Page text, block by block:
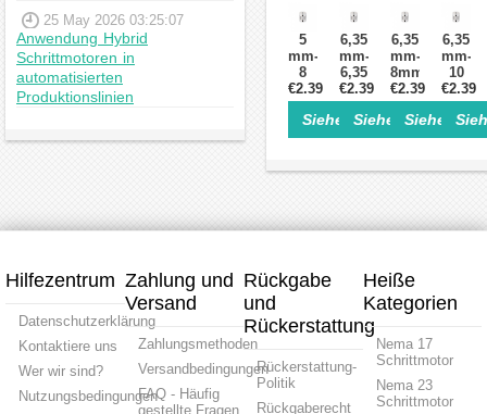
25 May 2026 03:25:07
Anwendung Hybrid
Schrittmotoren in
automatisierten
Produktionslinien
Schrittmotor
Wellenkoppler
18 x
Schrittmotor-
Wellenkupplung
18 x
mm
Schrittmotor-
18 x
5
mm-
8
mm
flexible
Wellenkupplung
18 x
mm
€2.39
Siehe Einzelheiten>
6,35
mm-
6,35
mm
Flexible
Wellenkupplung
18 x
mm
€2.39
Siehe
6,35
mm-
8mm
flexible
18 x
25
Schrittmotor
€2.39
Siehe
6,35
mm-
10
mm
18 x
mm
€2.39
Hilfezentrum
Datenschutzerklärung
Kontaktiere uns
Wer wir sind?
Nutzungsbedingungen
Zahlung und
Versand
Zahlungsmethoden
Versandbedingungen
FAQ - Häufig
gestellte Fragen
Rückgabe
und
Rückerstattung
Rückerstattung-
Politik
Rückgaberecht
Heiße
Kategorien
Nema 17
Schrittmotor
Nema 23
Schrittmotor